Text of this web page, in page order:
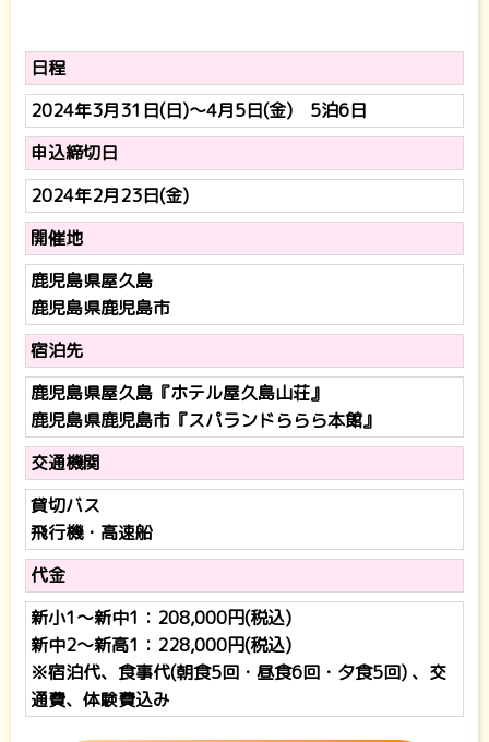
日程
2024年3月31日(日)～4月5日(金) 5泊6日
申込締切日
2024年2月23日(金)
開催地
鹿児島県屋久島
鹿児島県鹿児島市
宿泊先
鹿児島県屋久島『ホテル屋久島山荘』
鹿児島県鹿児島市『スパランドららら本館』
交通機関
貸切バス
飛行機・高速船
代金
新小1～新中1：208,000円(税込)
新中2～新高1：228,000円(税込)
※宿泊代、食事代(朝食5回・昼食6回・夕食5回) 、交
通費、体験費込み